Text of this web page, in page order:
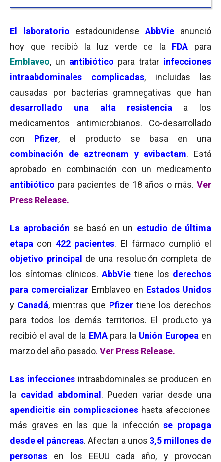
El laboratorio estadounidense AbbVie
anunció
hoy que recibió la luz verde de la FDA
para
Emblaveo, un antibiótico para tratar infecciones
intraabdominales complicadas, incluidas las
causadas por bacterias gramnegativas que han
desarrollado una alta resistencia a los
medicamentos antimicrobianos. Co-desarrollado
con Pfizer, el producto se basa en una
combinación de aztreonam y avibactam. Está
aprobado en combinación con un medicamento
antibiótico para pacientes de 18 años o más. Ver
Press Release.
La aprobación se basó en un estudio de última
etapa con422 pacientes. El fármaco cumplió el
objetivo principal
de una resolución completa de
los síntomas clínicos. AbbVie tiene los derechos
para comercializar Emblaveo en Estados Unidos
y Canadá, mientras que Pfizertiene los derechos
para todos los demás territorios. El producto ya
recibió el aval de la EMA para la Unión Europea en
marzo del año pasado. Ver Press Release.
Las infeccionesintraabdominales se producen en
la cavidad abdominal . Pueden variar desde una
apendicitis sin complicaciones hasta afecciones
más graves en las que la infección se propaga
desde el páncreas. Afectan a unos 3,5 millones de
personas
en los EEUU cada año, y provocan